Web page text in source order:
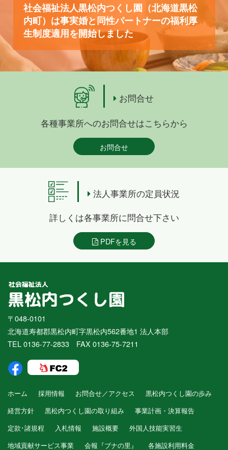
社会福祉法人黒松内つくし園（北海道黒松
内町）は事実婚と同性パートナーの福利厚
生制度適用を開始しました
お問合せ
各種事業所へのお問合せはこちらから
お問合せ
法人事業所の定員状況
詳しくは各事業所に問合せ下さい
PDFを見る
〒048-0101
北海道寿都郡黒松内町字黒松内562番地1 法人本部
TEL 0136-77-2833 FAX 0136-75-7211
ホーム 採用情報 お問合せ／アクセス
黒松内つくし園の歩み
経営方針
黒松内つくし園の取り組み
事業計画・決算報告
定款･諸規程
入札情報 施設概要
外国人技能実習生
地域貢献サービス事業
会報『ブナの里』 各施設利用料金